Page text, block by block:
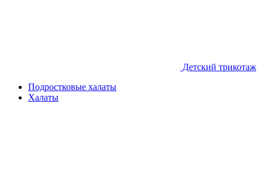
Детcкий трикотаж
Подростковые халаты
Халаты